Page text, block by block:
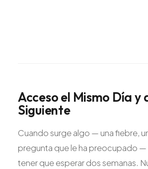
Accesoel Mismo Díay
Siguiente
Cuando surge algo — una fiebre,
pregunta que le ha preocupado —
tener que esperar dos semanas.